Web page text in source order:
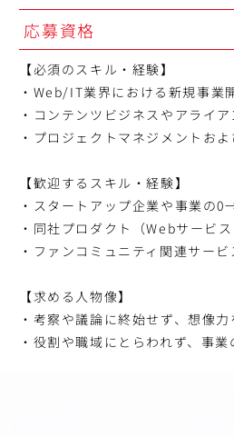
応募資格
【必須のスキル・経験】
・Web/IT業界における新規事業
・コンテンツビジネスやアライ
・プロジェクトマネジメントお
【歓迎するスキル・経験】
・スタートアップ企業や事業の
・同社プロダクト（Webサービ
・ファンコミュニティ関連サー
【求める人物像】
・考察や議論に終始せず、想像
・役割や職域にとらわれず、事